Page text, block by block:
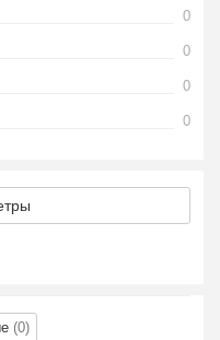
0
0
0
0
(0)